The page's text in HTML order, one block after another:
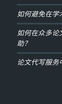
如何避免在学
如何在众多论
助？
论文代写服务